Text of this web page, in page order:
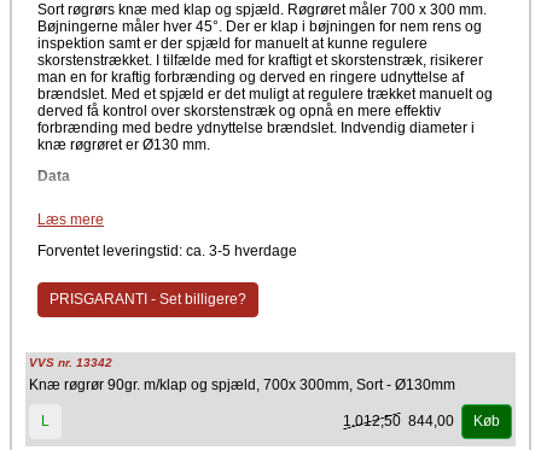
Sort røgrørs knæ med klap og spjæld. Røgrøret måler 700 x 300 mm.
Bøjningerne måler hver 45°. Der er klap i bøjningen for nem rens og
inspektion samt er der spjæld for manuelt at kunne regulere
skorstenstrækket. I tilfælde med for kraftigt et skorstenstræk, risikerer
man en for kraftig forbrænding og derved en ringere udnyttelse af
brændslet. Med et spjæld er det muligt at regulere trækket manuelt og
derved få kontrol over skorstenstræk og opnå en mere effektiv
forbrænding med bedre ydnyttelse brændslet. Indvendig diameter i
knæ røgrøret er Ø130 mm.
Data
700 mm x 300 mm
Indvendig diameter Ø130 mm
Sort
TermaTech
Læs mere
Forventet leveringstid: ca. 3-5 hverdage
PRISGARANTI - Set billigere?
VVS nr. 13342
Knæ røgrør 90gr. m/klap og spjæld, 700x 300mm, Sort - Ø130mm
L 1.012,50 844,00 Køb